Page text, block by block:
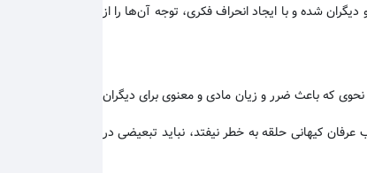
شده و با ایجاد انحراف فکری، توجه آن‌ها را از
که باعث ضرر و زیان مادی و معنوی برای دیگران
کیهانی حلقه به خطر نیفتد، نباید تبعیضی در